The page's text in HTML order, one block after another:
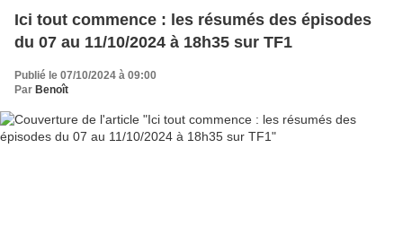
Ici tout commence : les résumés des épisodes
du 07 au 11/10/2024 à 18h35 sur TF1
Publié le 07/10/2024 à 09:00
Par Benoît